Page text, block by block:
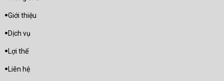
Giới thiệu
Dịch vụ
Lợi thế
Liên hệ